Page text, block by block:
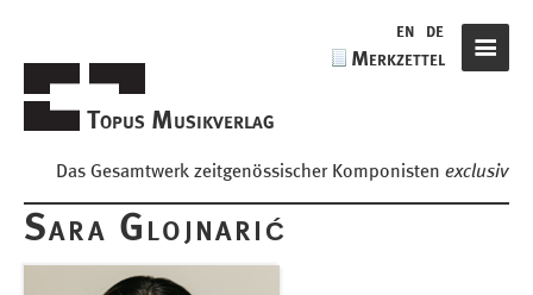
Topus Musikverlag
Das Gesamtwerk zeitgenössischer Komponisten exclusiv
de
en de
Merkzettel
Komponisten
Sara Glojnarić